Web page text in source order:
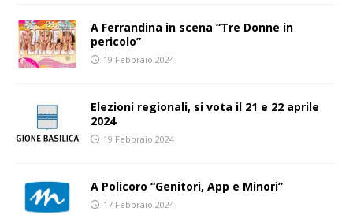
A Ferrandina in scena “Tre Donne in
pericolo”
19 Febbraio 2024
Elezioni regionali, si vota il 21 e 22 aprile
2024
19 Febbraio 2024
A Policoro “Genitori, App e Minori”
17 Febbraio 2024